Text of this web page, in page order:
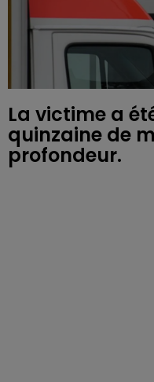
La victime a
quinzaine de
profondeur.